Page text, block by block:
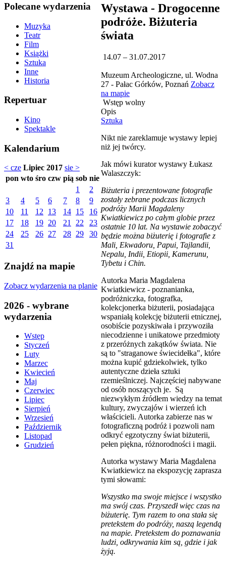
Polecane wydarzenia
Muzyka
Teatr
Film
Książki
Sztuka
Inne
Historia
Repertuar
Kino
Spektakle
Kalendarium
< cze Lipiec 2017 sie >
pon wto śro czw pią sob nie
1
2
3
4 5 6 7 8
9
10
11 12 13 14 15
16
17
18 19 20 21 22
23
24
25 26 27 28 29
30
31
Znajdź na mapie
Zobacz wydarzenia na planie
2026 - wybrane
wydarzenia
Wstęp
Styczeń
Luty
Marzec
Kwiecień
Maj
Czerwiec
Lipiec
Sierpień
Wrzesień
Październik
Listopad
Grudzień
Wystawa - Drogocenne
podróże. Biżuteria
świata
14.07 – 31.07.2017
Muzeum Archeologiczne, ul. Wodna
27 - Pałac Górków, Poznań Zobacz
na mapie
Wstęp wolny
Opis
Sztuka
Nikt nie zareklamuje wystawy lepiej
niż jej twórcy.
Jak mówi kurator wystawy Łukasz
Walaszczyk:
Biżuteria i prezentowane fotografie
zostały zebrane podczas licznych
podróży Marii Magdaleny
Kwiatkiewicz po całym globie przez
ostatnie 10 lat. Na wystawie zobaczyć
będzie można biżuterię i fotografie z
Mali, Ekwadoru, Papui, Tajlandii,
Nepalu, Indii, Etiopii, Kamerunu,
Tybetu i Chin.
Autorka Maria Magdalena
Kwiatkiewicz - poznanianka,
podróżniczka, fotografka,
kolekcjonerka biżuterii, posiadająca
wspaniałą kolekcję biżuterii etnicznej,
osobiście pozyskiwała i przywoziła
niecodzienne i unikatowe przedmioty
z przeróżnych zakątków świata. Nie
są to "straganowe świecidełka", które
można kupić gdziekolwiek, tylko
autentyczne dzieła sztuki
rzemieślniczej. Najczęściej nabywane
od osób noszących je. Są
niezwykłym źródłem wiedzy na temat
kultury, zwyczajów i wierzeń ich
właścicieli. Autorka zabierze nas w
fotograficzną podróż i pozwoli nam
odkryć egzotyczny świat biżuterii,
pełen piękna, różnorodności i magii.
Autorka wystawy Maria Magdalena
Kwiatkiewicz na ekspozycję zaprasza
tymi słowami:
Wszystko ma swoje miejsce i wszystko
ma swój czas. Przyszedł więc czas na
biżuterię. Tym razem to ona stała się
pretekstem do podróży, naszą legendą
na mapie. Pretekstem do poznawania
ludzi, odkrywania kim są, gdzie i jak
żyją.